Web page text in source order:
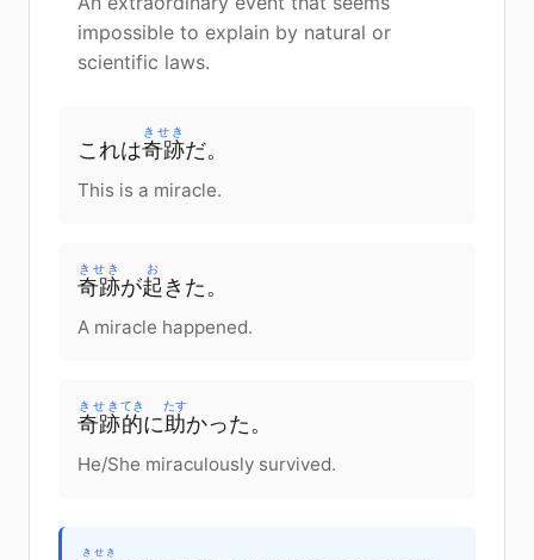
impossible to explain by natural or
scientific laws.
これは奇跡
きせき
だ。
This is a miracle.
奇跡
きせき
が起
お
きた。
A miracle happened.
奇跡
きせき
的
てき
に 助
たす
かった。
He/She miraculously survived.
きせき